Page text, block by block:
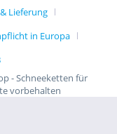
Lieferung
in Europa
- Schneeketten für
vorbehalten